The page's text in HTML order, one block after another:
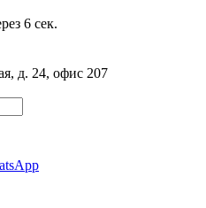
6 сек.
д. 24, офис 207